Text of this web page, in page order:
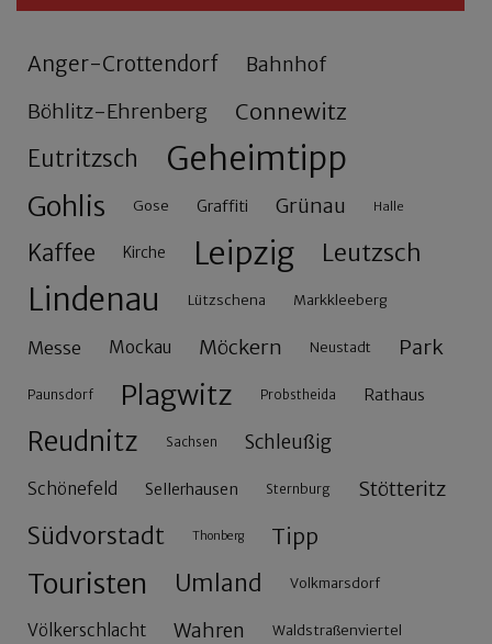
Anger-Crottendorf Bahnhof
Böhlitz-Ehrenberg Connewitz
Eutritzsch Geheimtipp
Gohlis Gose Graffiti Grünau Halle
Kaffee Kirche Leipzig Leutzsch
Lindenau Lützschena Markkleeberg
Messe Mockau Möckern Neustadt Park
Paunsdorf Plagwitz Probstheida Rathaus
Reudnitz Sachsen Schleußig
Schönefeld Sellerhausen Sternburg Stötteritz
Südvorstadt Thonberg Tipp
Touristen Umland Volkmarsdorf
Völkerschlacht Wahren Waldstraßenviertel